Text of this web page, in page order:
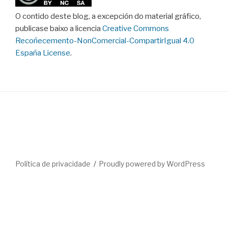
O contido deste blog, a excepción do material gráfico,
publicase baixo a licencia Creative Commons
Recoñecemento-NonComercial-CompartirIgual 4.0
España License.
Política de privacidade Proudly powered by WordPress